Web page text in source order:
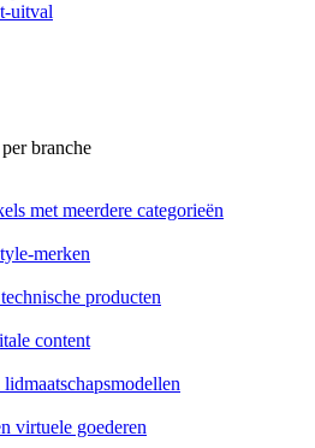
uitval
branche
met meerdere categorieën
merken
producten
content
virtuele goederen